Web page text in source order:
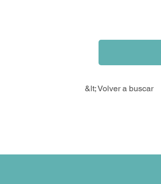
&lt; Volver a buscar